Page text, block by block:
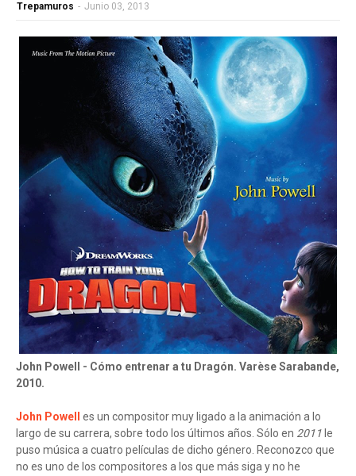
Trepamuros - Junio 03, 2013
John Powell - Cómo entrenar a tu Dragón. Varèse Sarabande,
2010.
John Powell
es un compositor muy ligado a la animación a lo
largo de su carrera, sobre todo los últimos años. Sólo en 2011 le
puso música a cuatro películas de dicho género. Reconozco que
no es uno de los compositores a los que más siga y no he